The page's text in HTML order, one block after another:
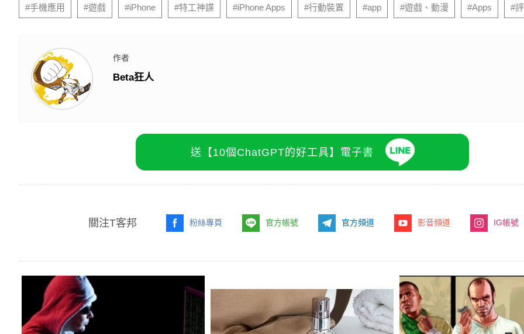
#手機應用 #遊戲 #iPhone #特工神諜 #iPhone Apps #行動裝置 #app #遊戲、動漫 #Apps #
作者
Beta狂人
送【10個ChatGPT的好工具】電子書
關注T客邦 粉絲專頁 官方帳號 官方頻道 影音頻道 IG帳號